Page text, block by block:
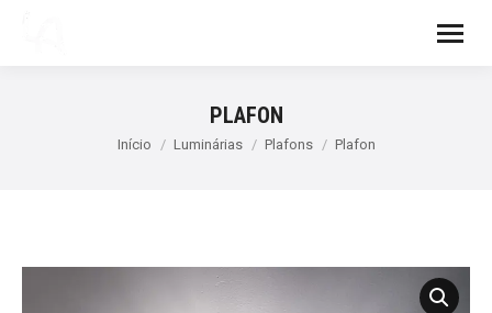
PLAFON
Você está aqui:
Início Luminárias Plafons Plafon